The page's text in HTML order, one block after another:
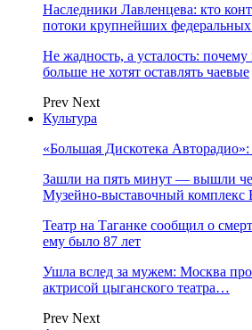
Наследники Лавленцева: кто
потоки крупнейших
Не жадность, а усталость:
больше не хотят оставлять чаевые
Prev Next
Культура
«Большая Дискотека Авторадио»:
Зашли на пять минут — вышли
Музейно-выставочный
Театр на Таганке сообщил о
ему было 87 лет
Ушла вслед за мужем: Москва
актрисой цыганского театра…
Prev Next